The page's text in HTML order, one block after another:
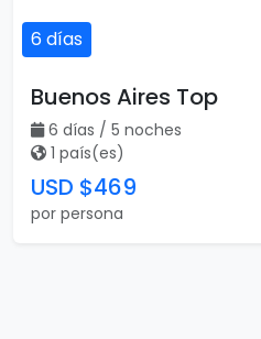
6 días
Buenos Aires Top
6 días / 5 noches
1 país(es)
USD $469
por persona